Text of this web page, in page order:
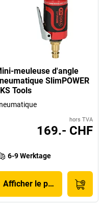
meuleuse d'angle
SlimPOWER
Tools
hors TVA
169.- CHF
6-9 Werktage
Afficher le produit